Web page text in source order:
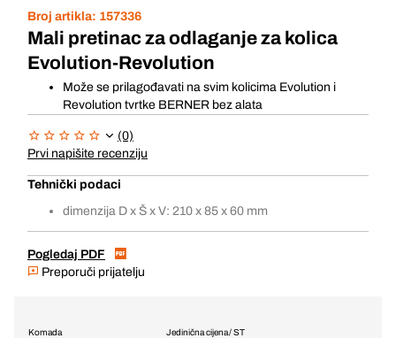
Broj artikla: 157336
Mali pretinac za odlaganje za kolica
Evolution-Revolution
Može se prilagođavati na svim kolicima Evolution i
Revolution tvrtke BERNER bez alata
(0)
Prvi napišite recenziju
Tehnički podaci
dimenzija D x Š x V: 210 x 85 x 60 mm
Pogledaj PDF
Preporuči prijatelju
Jedinična cijena / ST
Komada